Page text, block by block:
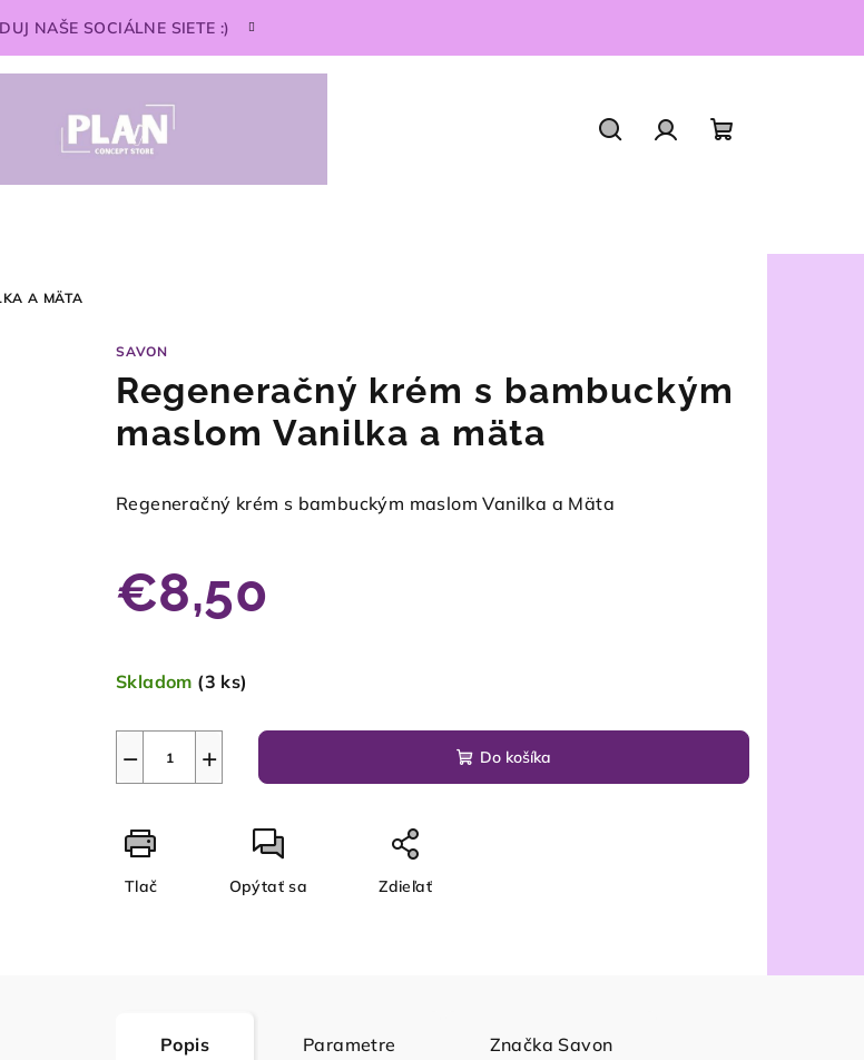
NAŠE SOCIÁLNE SIETE :)
A MÄTA
SAVON
Regeneračný krém s bambuckým
maslom Vanilka a mäta
Regeneračný krém s bambuckým maslom Vanilka a Mäta
€8,50
cena:
Skladom (3 ks)
+
− Do košíka
Tlač Opýtať sa Zdieľať
Popis Parametre Značka Savon